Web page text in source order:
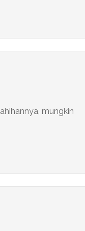
mungkin